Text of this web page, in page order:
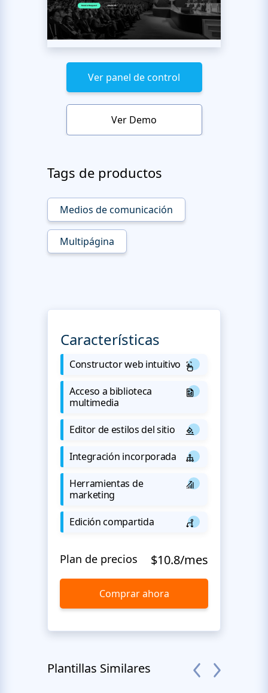
Ver panel de control
Ver Demo
Tags de productos
Medios de comunicación
Multipágina
Características
Constructor web intuitivo
Acceso a biblioteca
multimedia
Editor de estilos del sitio
Integración incorporada
Herramientas de
marketing
Edición compartida
Plan de precios $10.8/mes
Comprar ahora
Plantillas Similares